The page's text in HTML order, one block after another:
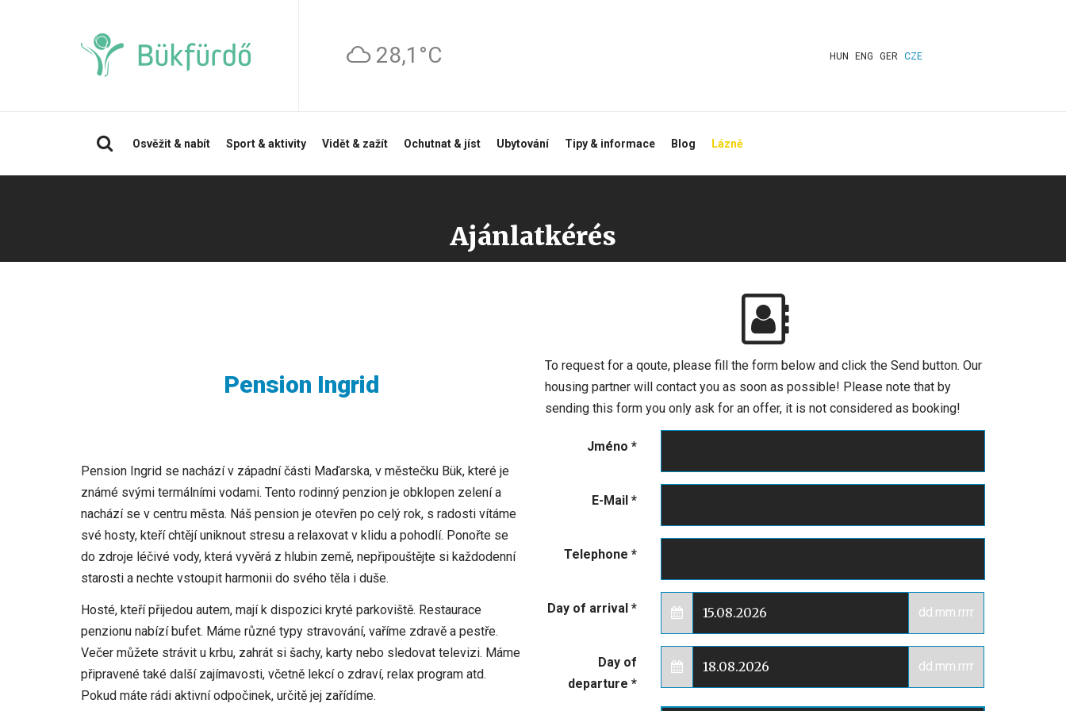
28,1°C HUN ENG GER CZE
Osvěžit & nabít Sport & aktivity Vidět & zažít Ochutnat & jíst Ubytování Tipy & informace Blog Lázně
Ajánlatkérés
Pension Ingrid
Pension Ingrid se nachází v západní části Maďarska, v městečku Bük, které je
známé svými termálními vodami. Tento rodinný penzion je obklopen zelení a
nachází se v centru města. Náš pension je otevřen po celý rok, s radosti vítáme
své hosty, kteří chtějí uniknout stresu a relaxovat v klidu a pohodlí. Ponořte se
do zdroje léčivé vody, která vyvěrá z hlubin země, nepřipouštějte si každodenní
starosti a nechte vstoupit harmonii do svého těla i duše.
Hosté, kteří přijedou autem, mají k dispozici kryté parkoviště. Restaurace
penzionu nabízí bufet. Máme různé typy stravování, vaříme zdravě a pestře.
Večer můžete strávit u krbu, zahrát si šachy, karty nebo sledovat televizi. Máme
připravené také další zajímavosti, včetně lekcí o zdraví, relax program atd.
Pokud máte rádi aktivní odpočinek, určitě jej zařídíme.
To request for a qoute, please fill the form below and click the Send button. Our
housing partner will contact you as soon as possible! Please note that by
sending this form you only ask for an offer, it is not considered as booking!
Jméno*
E-Mail*
Telephone*
Day of arrival* dd.mm.rrrr
Day of
departure*
dd.mm.rrrr